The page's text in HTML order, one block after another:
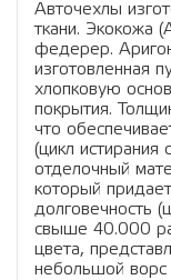
Авточехлы
ткани. Экокожа
федерер.
изготовленная
хлопковую
покрытия.
что
(цикл
отделочный
который
долговечность
свыше 40.000
цвета,
небольшой ворс